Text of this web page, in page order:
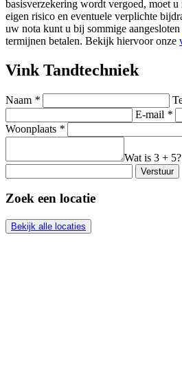
basisverzekering wordt vergoed, moet
eigen risico en eventuele verplichte
uw nota kunt u bij sommige
termijnen betalen. Bekijk hiervoor onze
Vink Tandtechniek
Naam *
E-mail *
Woonplaats *
Wat is 3 + 5?
Verstuur
Zoek een locatie
Bekijk alle locaties